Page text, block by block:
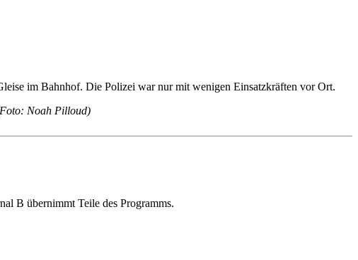
im Bahnhof. Die Polizei war nur mit wenigen Einsatzkräften vor Ort.
Noah Pilloud)
B übernimmt Teile des Programms.